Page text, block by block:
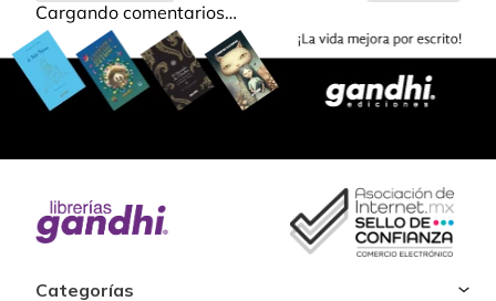
Cargando comentarios…
Categorías